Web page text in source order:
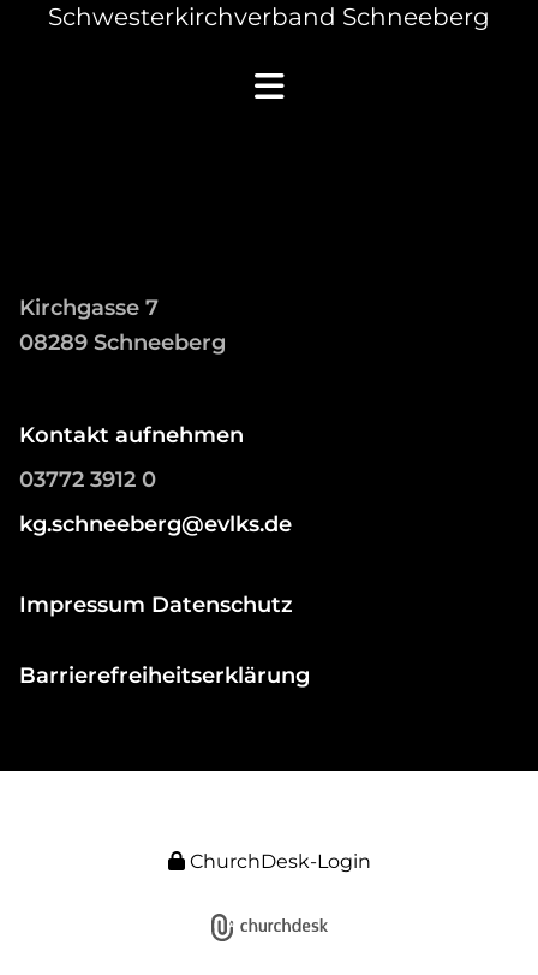
Schwesterkirchverband Schneeberg
Kirchgasse 7
08289 Schneeberg
Kontakt aufnehmen
03772 3912 0
kg.schneeberg@evlks.de
Impressum Datenschutz
Barrierefreiheitserklärung
ChurchDesk-Login